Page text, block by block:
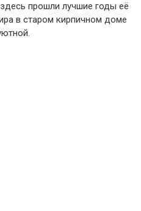
прошли лучшие годы её
в старом кирпичном доме